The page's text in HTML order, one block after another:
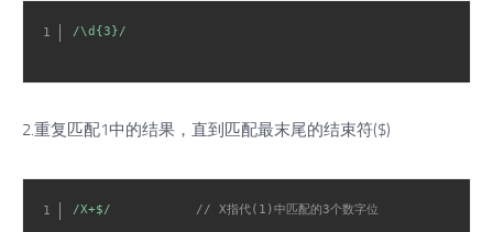
/\d{3}/
2.重复匹配1中的结果，直到匹配最末尾的结束符($)
/X+$/ // X指代(1)中匹配的3个数字位